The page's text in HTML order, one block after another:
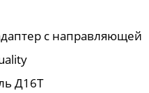
с направляющей
Д16Т